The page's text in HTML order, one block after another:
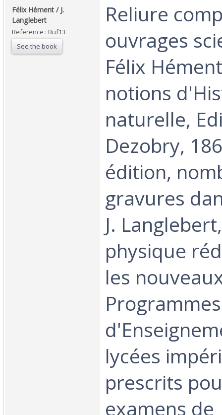
‎Félix Hément / J.
Langlebert‎
Reference : Buf13
See the book
‎Reliure
ouvrages
Félix
notions
naturelle,
Dezobry,
édition,
gravures
J.
physique
les
lycées
prescrits
examens de